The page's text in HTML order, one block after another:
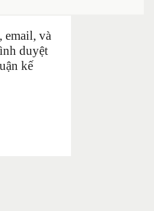
email, và
duyệt
kế